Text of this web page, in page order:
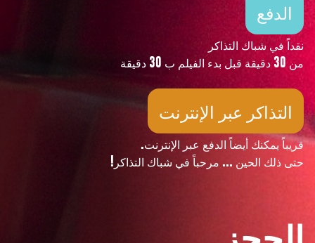
الدفع
نقداً في شباك التذاكر
من 30 دقيقة قبل بدء الفيلم ب 30 دقيقة
التذاكر عبر الإنترنت
قريباً يمكنك أيضاً الدفع عبر الإنترنت.
حتى ذلك الحين ... مرحباً في شباك التذاكر!